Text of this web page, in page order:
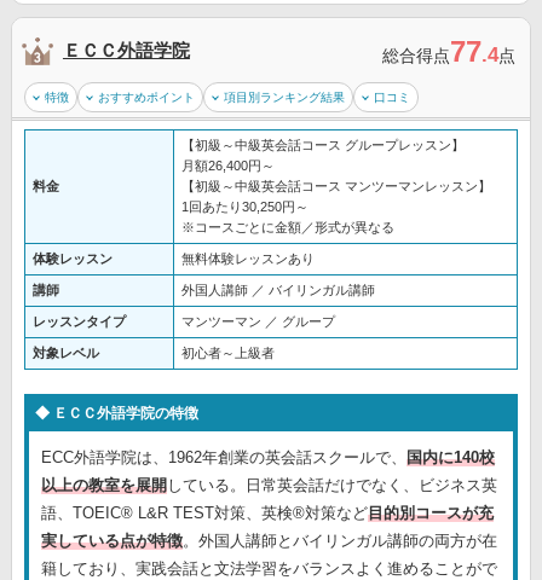
ＥＣＣ外語学院 総合得点77.4点
特徴 おすすめポイント 項目別ランキング結果 口コミ
料金
【初級～中級英会話コース グループレッスン】
月額26,400円～
【初級～中級英会話コース マンツーマンレッスン】
1回あたり30,250円～
※コースごとに金額／形式が異なる
体験レッスン 無料体験レッスンあり
講師 外国人講師 ／ バイリンガル講師
レッスンタイプ マンツーマン ／ グループ
対象レベル 初心者～上級者
ＥＣＣ外語学院の特徴
ECC外語学院は、1962年創業の英会話スクールで、 国内に140校
以上の教室を展開している。日常英会話だけでなく、ビジネス英
語、TOEIC® L&R TEST対策、英検®対策など目的別コースが充
実している点が特徴。外国人講師とバイリンガル講師の両方が在
籍しており、実践会話と文法学習をバランスよく進めることがで